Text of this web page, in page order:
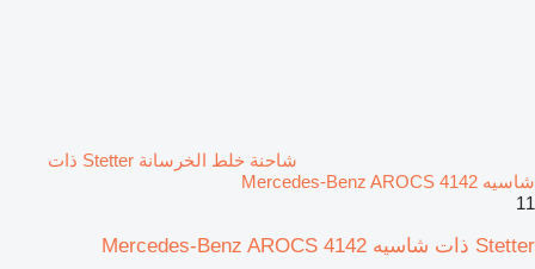
شاحنة خلط الخرسانة Stetter ذات
شاسيه Mercedes-Benz AROCS 4142
11
Stetter ذات شاسيه Mercedes-Benz AROCS 4142